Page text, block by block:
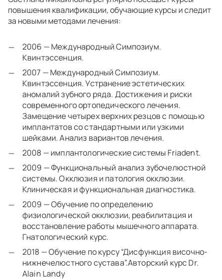
повышения квалификации, обучающие курсы и следит
за новыми методами лечения:
2006 — Международный Симпозиум.
Квинтэссенция.
2007 — Международный Симпозиум.
Квинтэссенция. Устранение эстетических
аномалий зубного ряда. Достижения и риски
современного ортопедического лечения.
Замещение четырех верхних резцов с помощью
имплантатов со стандартными или узкими
шейками. Анализ вариантов лечения.
2008 — имплантологические системы Friadent.
2009 — Функциональный анализ зубочелюстной
системы. Окклюзия и патология окклюзии.
Клиническая и функциональная диагностика.
2009 — Обучение по определению
физиологической окклюзии, реабилитация и
восстановление работы мышечного аппарата.
Гнатологический курс.
2018 — Обучение по курсу “Дисфункция височно-
нижнечелюстного сустава”.Авторский курс Dr.
Alain Landy